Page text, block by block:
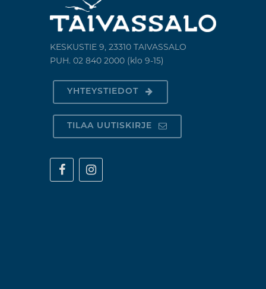
KESKUSTIE 9, 23310 TAIVASSALO
PUH. 02 840 2000 (klo 9-15)
YHTEYSTIEDOT
TILAA UUTISKIRJE